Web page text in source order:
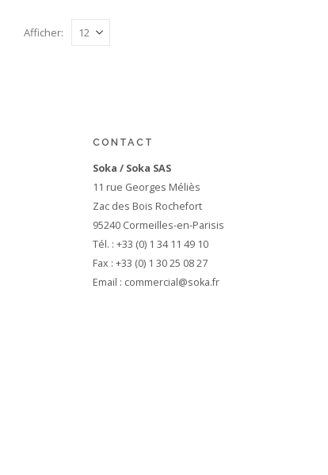
Afficher:
CONTACT
Soka / Soka SAS
11 rue Georges Méliès
Zac des Bois Rochefort
95240 Cormeilles-en-Parisis
Tél. : +33 (0) 1 34 11 49 10
Fax : +33 (0) 1 30 25 08 27
Email : commercial@soka.fr